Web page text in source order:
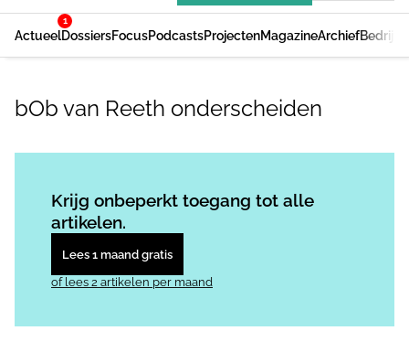
Actueel
1
DossiersFocusPodcastsProjectenMagazineArchief
bOb van Reeth onderscheiden
Krijg onbeperkt toegang tot alle
artikelen.
Lees 1 maand gratis
of lees 2 artikelen per maand